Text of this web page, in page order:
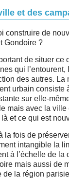
et des
construire de
Gondoire ?
de situer
qui
des autres.
urbain
sur elle-
mais avec la
et ce qui est
à la fois de
intangible la
à l’échelle de la
mais aussi de
de la région